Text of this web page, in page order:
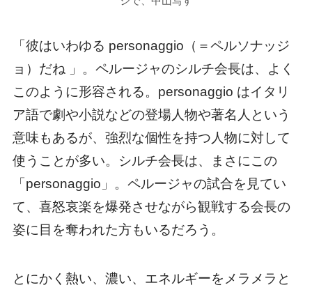
「彼はいわゆる personaggio（＝ペルソナッジ
ョ）だね 」。ペルージャのシルチ会長は、よく
このように形容される。personaggio はイタリ
ア語で劇や小説などの登場人物や著名人という
意味もあるが、強烈な個性を持つ人物に対して
使うことが多い。シルチ会長は、まさにこの
「personaggio」。ペルージャの試合を見てい
て、喜怒哀楽を爆発させながら観戦する会長の
姿に目を奪われた方もいるだろう。
とにかく熱い、濃い、エネルギーをメラメラと